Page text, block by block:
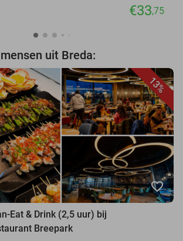
€33,75
uit Breda:
13%
favorite_border
Eat & Drink (2,5 uur) bij
Breepark